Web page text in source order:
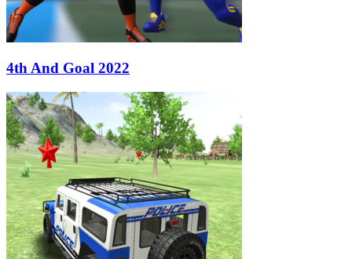
4th And Goal 2022